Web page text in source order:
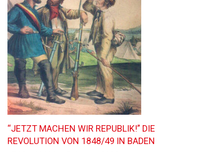
“JETZT MACHEN WIR REPUBLIK!” DIE
REVOLUTION VON 1848/49 IN BADEN